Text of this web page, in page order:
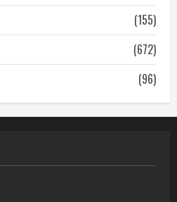
(155)
(672)
(96)